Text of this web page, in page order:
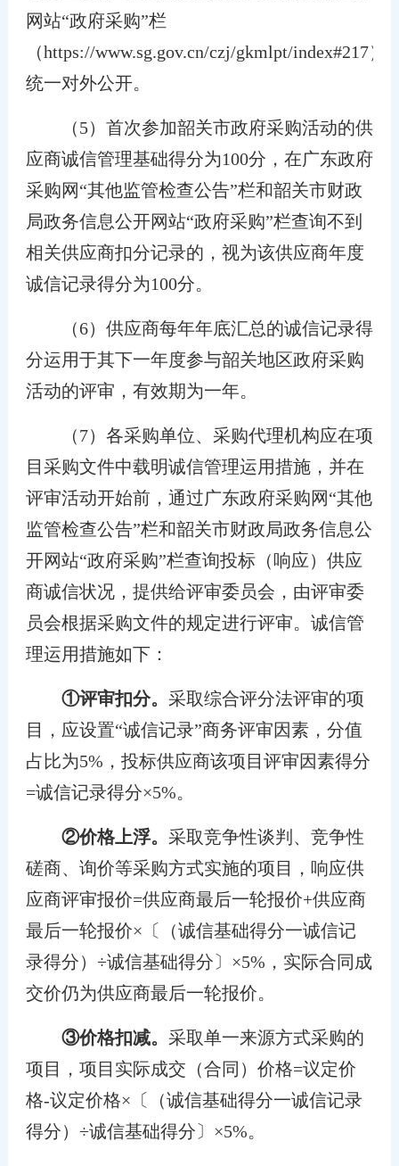
网站“政府采购”栏
（https://www.sg.gov.cn/czj/gkmlpt/index#217）
统一对外公开。
（5）首次参加韶关市政府采购活动的供
应商诚信管理基础得分为100分，在广东政府
采购网“其他监管检查公告”栏和韶关市财政
局政务信息公开网站“政府采购”栏查询不到
相关供应商扣分记录的，视为该供应商年度
诚信记录得分为100分。
（6）供应商每年年底汇总的诚信记录得
分运用于其下一年度参与韶关地区政府采购
活动的评审，有效期为一年。
（7）各采购单位、采购代理机构应在项
目采购文件中载明诚信管理运用措施，并在
评审活动开始前，通过广东政府采购网“其他
监管检查公告”栏和韶关市财政局政务信息公
开网站“政府采购”栏查询投标（响应）供应
商诚信状况，提供给评审委员会，由评审委
员会根据采购文件的规定进行评审。诚信管
理运用措施如下：
①评审扣分。 采取综合评分法评审的项
目，应设置“诚信记录”商务评审因素，分值
占比为5%，投标供应商该项目评审因素得分
=诚信记录得分×5%。
②价格上浮。 采取竞争性谈判、竞争性
磋商、询价等采购方式实施的项目，响应供
应商评审报价=供应商最后一轮报价+供应商
最后一轮报价×〔（诚信基础得分一诚信记
录得分）÷诚信基础得分〕×5%，实际合同成
交价仍为供应商最后一轮报价。
③价格扣减。 采取单一来源方式采购的
项目，项目实际成交（合同）价格=议定价
格-议定价格×〔（诚信基础得分一诚信记录
得分）÷诚信基础得分〕×5%。